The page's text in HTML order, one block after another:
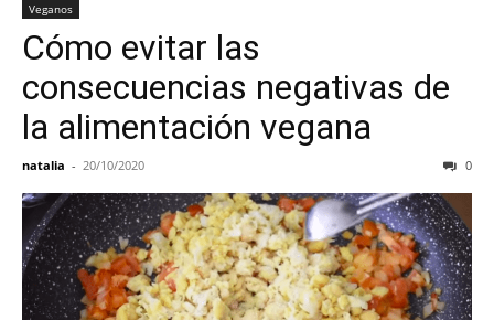
Veganos
Cómo evitar las
consecuencias negativas de
la alimentación vegana
natalia - 20/10/2020 0